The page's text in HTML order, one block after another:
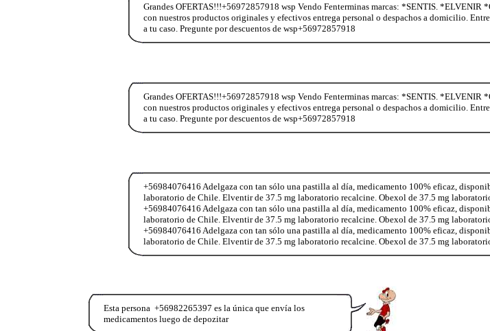
Grandes OFERTAS!!!+56972857918 wsp Vendo Fenterminas marcas: *SENTIS. *ELVENIR
con nuestros productos originales y efectivos entrega personal o despachos a domicilio.
a tu caso. Pregunte por descuentos de wsp+56972857918
Grandes OFERTAS!!!+56972857918 wsp Vendo Fenterminas marcas: *SENTIS. *ELVENIR
con nuestros productos originales y efectivos entrega personal o despachos a domicilio.
a tu caso. Pregunte por descuentos de wsp+56972857918
+56984076416 Adelgaza con tan sólo una pastilla al día, medicamento 100% eficaz,
laboratorio de Chile. Elventir de 37.5 mg laboratorio recalcine. Obexol de 37.5 mg
+56984076416 Adelgaza con tan sólo una pastilla al día, medicamento 100% eficaz,
laboratorio de Chile. Elventir de 37.5 mg laboratorio recalcine. Obexol de 37.5 mg
+56984076416 Adelgaza con tan sólo una pastilla al día, medicamento 100% eficaz,
laboratorio de Chile. Elventir de 37.5 mg laboratorio recalcine. Obexol de 37.5 mg
Esta persona +56982265397 es la única que envía los
medicamentos luego de depozitar